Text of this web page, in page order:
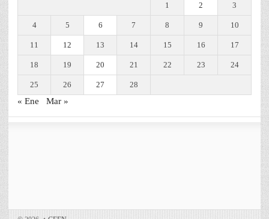
1 2 3
4 5 6 7 8 9 10
11 12 13 14 15 16 17
18 19 20 21 22 23 24
25 26 27 28
« Ene Mar »